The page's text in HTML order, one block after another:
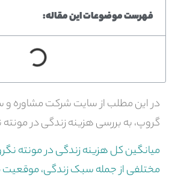
فهرست موضوعات این مقاله:
در این مطلب از سایت شرکت مشاوره و
گروپ، به بررسی هزینه زندگی در مونته
میانگین کل هزینه زندگی در مونته
مختلفی از جمله سبک زندگی، موقعیت